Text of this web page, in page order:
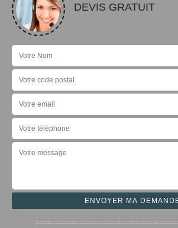
DEVIS GRATUIT